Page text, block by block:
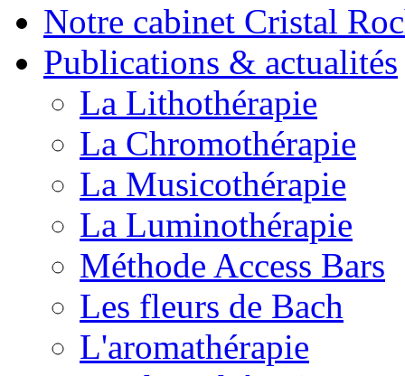
Notre cabinet Cristal
Publications & actualités
La Lithothérapie
La Chromothérapie
La Musicothérapie
La Luminothérapie
Méthode Access Bars
Les fleurs de Bach
L'aromathérapie